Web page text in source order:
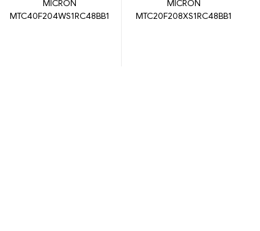
MICRON
MTC40F204WS1RC48BB1
MICRON
MTC20F208XS1RC48BB1